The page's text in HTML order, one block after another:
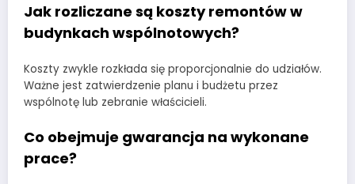
Jak rozliczane są koszty remontów w
budynkach wspólnotowych?
Koszty zwykle rozkłada się proporcjonalnie do udziałów.
Ważne jest zatwierdzenie planu i budżetu przez
wspólnotę lub zebranie właścicieli.
Co obejmuje gwarancja na wykonane
prace?